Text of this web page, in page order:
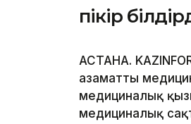
пікір
АСТАНА.
азаматты
медициналық
медициналық